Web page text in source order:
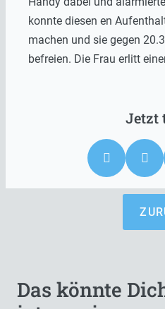
konnte diesen en
machen und sie gegen
befreien. Die Frau erlitt
Das könnte